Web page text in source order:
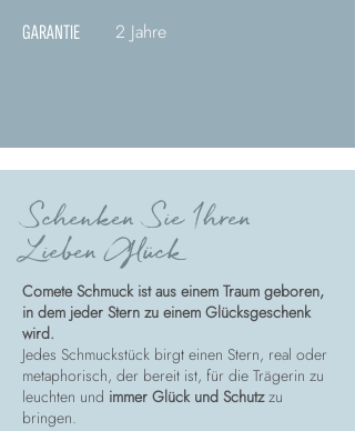
GARANTIE 2 Jahre
Schenken Sie Ihren
Lieben Glück
Comete Schmuck ist aus einem Traum geboren,
in dem jeder Stern zu einem Glücksgeschenk
wird.
Jedes Schmuckstück birgt einen Stern, real oder
metaphorisch, der bereit ist, für die Trägerin zu
leuchten und immer Glück und Schutzzu
bringen.